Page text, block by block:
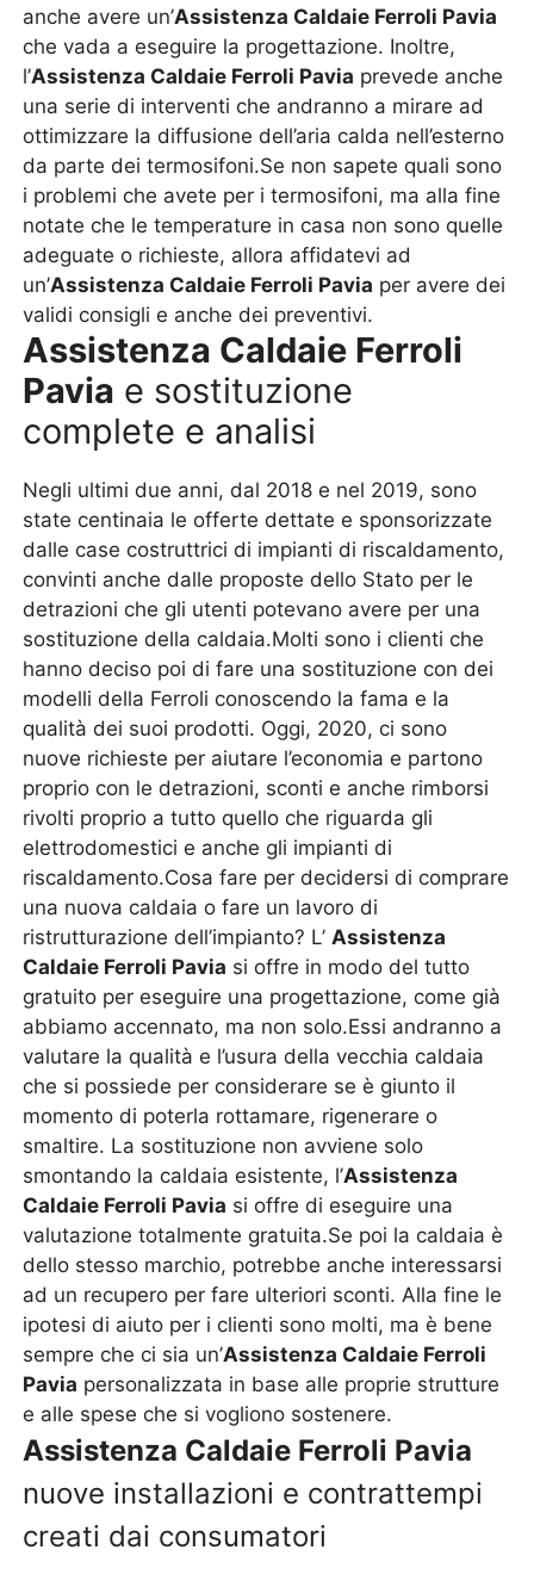
anche avere un’Assistenza Caldaie Ferroli Pavia
che vada a eseguire la progettazione. Inoltre,
l’Assistenza Caldaie Ferroli Pavia prevede anche
una serie di interventi che andranno a mirare ad
ottimizzare la diffusione dell’aria calda nell’esterno
da parte dei termosifoni.Se non sapete quali sono
i problemi che avete per i termosifoni, ma alla fine
notate che le temperature in casa non sono quelle
adeguate o richieste, allora affidatevi ad
un’Assistenza Caldaie Ferroli Pavia per avere dei
validi consigli e anche dei preventivi.
Assistenza Caldaie Ferroli
Pavia e sostituzione
complete e analisi
Negli ultimi due anni, dal 2018 e nel 2019, sono
state centinaia le offerte dettate e sponsorizzate
dalle case costruttrici di impianti di riscaldamento,
convinti anche dalle proposte dello Stato per le
detrazioni che gli utenti potevano avere per una
sostituzione della caldaia.Molti sono i clienti che
hanno deciso poi di fare una sostituzione con dei
modelli della Ferroli conoscendo la fama e la
qualità dei suoi prodotti. Oggi, 2020, ci sono
nuove richieste per aiutare l’economia e partono
proprio con le detrazioni, sconti e anche rimborsi
rivolti proprio a tutto quello che riguarda gli
elettrodomestici e anche gli impianti di
riscaldamento.Cosa fare per decidersi di comprare
una nuova caldaia o fare un lavoro di
ristrutturazione dell’impianto? L’Assistenza
Caldaie Ferroli Pavia si offre in modo del tutto
gratuito per eseguire una progettazione, come già
abbiamo accennato, ma non solo.Essi andranno a
valutare la qualità e l’usura della vecchia caldaia
che si possiede per considerare se è giunto il
momento di poterla rottamare, rigenerare o
smaltire. La sostituzione non avviene solo
smontando la caldaia esistente, l’Assistenza
Caldaie Ferroli Pavia si offre di eseguire una
valutazione totalmente gratuita.Se poi la caldaia è
dello stesso marchio, potrebbe anche interessarsi
ad un recupero per fare ulteriori sconti. Alla fine le
ipotesi di aiuto per i clienti sono molti, ma è bene
sempre che ci sia un’Assistenza Caldaie Ferroli
Pavia personalizzata in base alle proprie strutture
e alle spese che si vogliono sostenere.
Assistenza Caldaie Ferroli Pavia
nuove installazioni e contrattempi
creati dai consumatori